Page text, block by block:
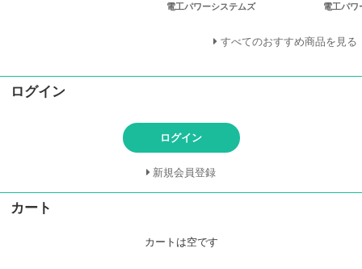
電工パワーシステムズ
電工パワ
すべてのおすすめ商品を見る
ログイン
ログイン
新規会員登録
カート
カートは空です